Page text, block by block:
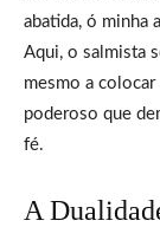
abatida, ó minha
Aqui, o salmista
mesmo a colocar
poderoso que
fé.
A